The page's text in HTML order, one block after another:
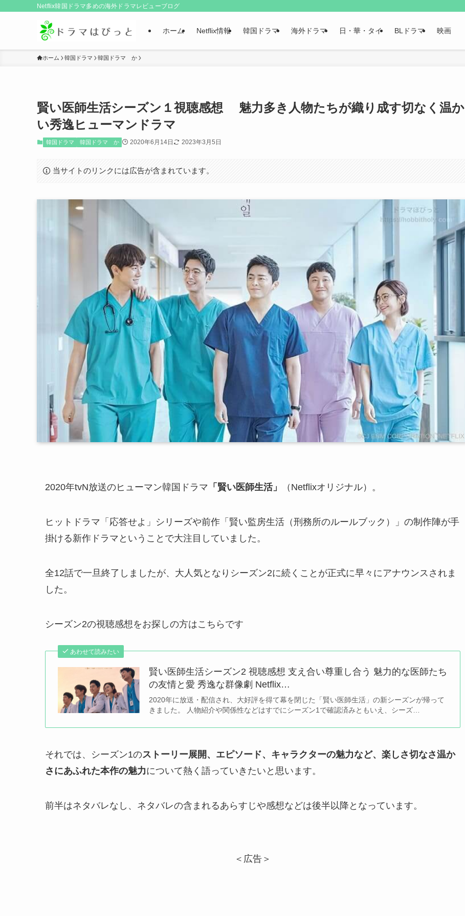
Netflix韓国ドラマ多めの海外ドラマレビューブログ
ホーム Netflix情報 韓国ドラマ 海外ドラマ 日・華・タイ BLドラマ 映画
ホーム 韓国ドラマ 韓国ドラマ か
賢い医師生活シーズン１視聴感想 魅力多き人物たちが織り成す切なく温か
い秀逸ヒューマンドラマ
韓国ドラマ 韓国ドラマ か 2020年6月14日 2023年3月5日
当サイトのリンクには広告が含まれています。
2020年tvN放送のヒューマン韓国ドラマ 「賢い医師生活」 （Netflixオリジナル）。
ヒットドラマ「応答せよ」シリーズや前作「賢い監房生活（刑務所のルールブック）」の制作陣が手
掛ける新作ドラマということで大注目していました。
全12話で一旦終了しましたが、大人気となり シーズン2に続くことが正式に早々にアナウンスされま
した 。
シーズン2の視聴感想をお探しの方はこちらです
あわせて読みたい
賢い医師生活シーズン2 視聴感想 支え合い尊重し合う 魅力的な医師たち
の友情と愛 秀逸な群像劇 Netflix…
2020年に放送・配信され、大好評を得て幕を閉じた「賢い医師生活」の新シーズンが帰って
きました。 人物紹介や関係性などはすでにシーズン1で確認済みともいえ、シーズ…
それでは、シーズン1のストーリー展開、エピソード、キャラクターの魅力など、楽しさ切なさ温か
さにあふれた本作の魅力について熱く語っていきたいと思います。
前半はネタバレなし、ネタバレの含まれるあらすじや感想などは後半以降となっています。
＜広告＞